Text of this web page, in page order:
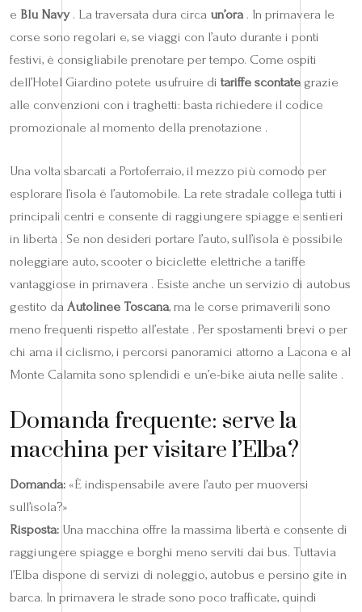
e Blu Navy. La traversata dura circa un’ora . In primavera le
corse sono regolari e, se viaggi con l’auto durante i ponti
festivi, è consigliabile prenotare per tempo. Come ospiti
dell’Hotel Giardino potete usufruire di tariffe scontate grazie
alle convenzioni con i traghetti: basta richiedere il codice
promozionale al momento della prenotazione .
Una volta sbarcati a Portoferraio, il mezzo più comodo per
esplorare l’isola è l’automobile. La rete stradale collega tutti i
principali centri e consente di raggiungere spiagge e sentieri
in libertà . Se non desideri portare l’auto, sull’isola è possibile
noleggiare auto, scooter o biciclette elettriche a tariffe
vantaggiose in primavera . Esiste anche un servizio di autobus
gestito da Autolinee Toscana, ma le corse primaverili sono
meno frequenti rispetto all’estate . Per spostamenti brevi o per
chi ama il ciclismo, i percorsi panoramici attorno a Lacona e al
Monte Calamita sono splendidi e un’e-bike aiuta nelle salite .
Domanda frequente: serve la
macchina per visitare l’Elba?
Domanda: «È indispensabile avere l’auto per muoversi
sull’isola?»
Risposta: Una macchina offre la massima libertà e consente di
raggiungere spiagge e borghi meno serviti dai bus. Tuttavia
l’Elba dispone di servizi di noleggio, autobus e persino gite in
barca. In primavera le strade sono poco trafficate, quindi